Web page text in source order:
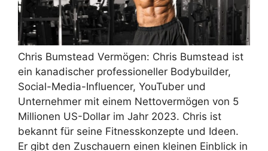
Chris Bumstead Vermögen: Chris Bumstead ist
ein kanadischer professioneller Bodybuilder,
Social-Media-Influencer, YouTuber und
Unternehmer mit einem Nettovermögen von 5
Millionen US-Dollar im Jahr 2023. Chris ist
bekannt für seine Fitnesskonzepte und Ideen.
Er gibt den Zuschauern einen kleinen Einblick in